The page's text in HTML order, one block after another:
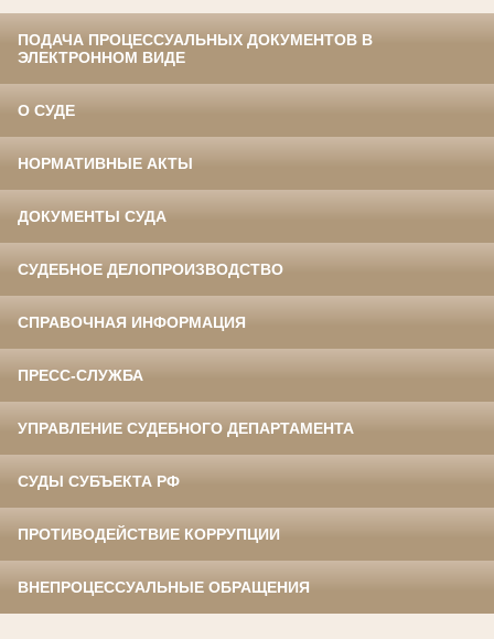
ПОДАЧА ПРОЦЕССУАЛЬНЫХ ДОКУМЕНТОВ В
ЭЛЕКТРОННОМ ВИДЕ
О СУДЕ
НОРМАТИВНЫЕ АКТЫ
ДОКУМЕНТЫ СУДА
СУДЕБНОЕ ДЕЛОПРОИЗВОДСТВО
СПРАВОЧНАЯ ИНФОРМАЦИЯ
ПРЕСС-СЛУЖБА
УПРАВЛЕНИЕ СУДЕБНОГО ДЕПАРТАМЕНТА
СУДЫ СУБЪЕКТА РФ
ПРОТИВОДЕЙСТВИЕ КОРРУПЦИИ
ВНЕПРОЦЕССУАЛЬНЫЕ ОБРАЩЕНИЯ